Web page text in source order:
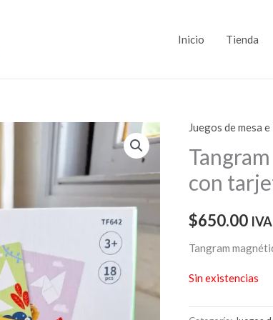
Inicio Tienda
Juegos de mesa
con
$650.00
Tangram
Sin existencias